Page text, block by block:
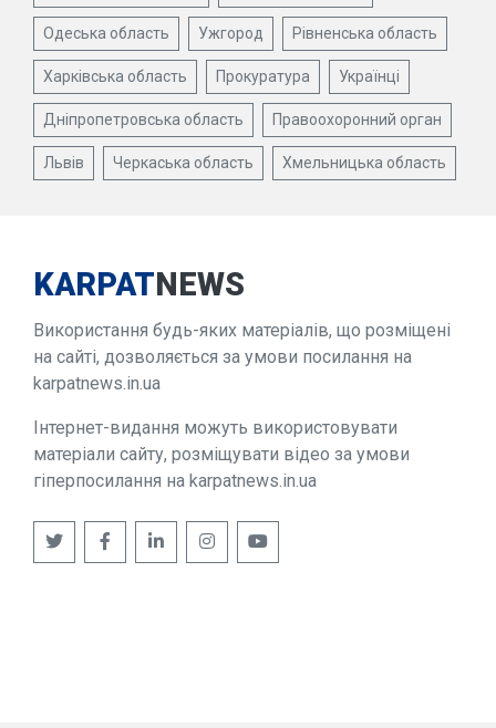
Одеська область Ужгород Рівненська область
Харківська область Прокуратура Українці
Дніпропетровська область Правоохоронний орган
Львів Черкаська область Хмельницька область
KARPATNEWS
Використання будь-яких матеріалів, що розміщені
на сайті, дозволяється за умови посилання на
karpatnews.in.ua
Інтернет-видання можуть використовувати
матеріали сайту, розміщувати відео за умови
гіперпосилання на karpatnews.in.ua